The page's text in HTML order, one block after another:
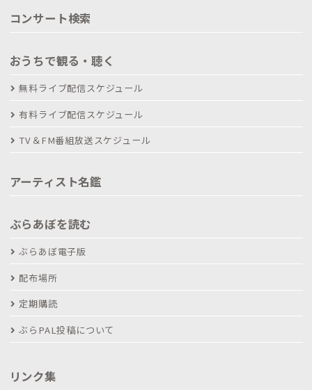
コンサート検索
おうちで観る・聴く
無料ライブ配信スケジュール
有料ライブ配信スケジュール
TV＆FM番組放送スケジュール
アーティスト名鑑
ぶらあぼを読む
ぶらあぼ電子版
配布場所
定期購読
ぶらPAL投稿について
リンク集